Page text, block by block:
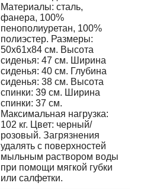
Материалы: сталь,
фанера, 100%
пенополиуретан, 100%
полиэстер. Размеры:
50х61х84 см. Высота
сиденья: 47 см. Ширина
сиденья: 40 см. Глубина
сиденья: 38 см. Высота
спинки: 39 см. Ширина
спинки: 37 см.
Максимальная нагрузка:
102 кг. Цвет: черный/
розовый. Загрязнения
удалять с поверхностей
мыльным раствором воды
при помощи мягкой губки
или салфетки.